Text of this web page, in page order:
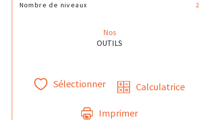
Nombre de niveaux 2
Nos
OUTILS
Sélectionner Calculatrice
Imprimer